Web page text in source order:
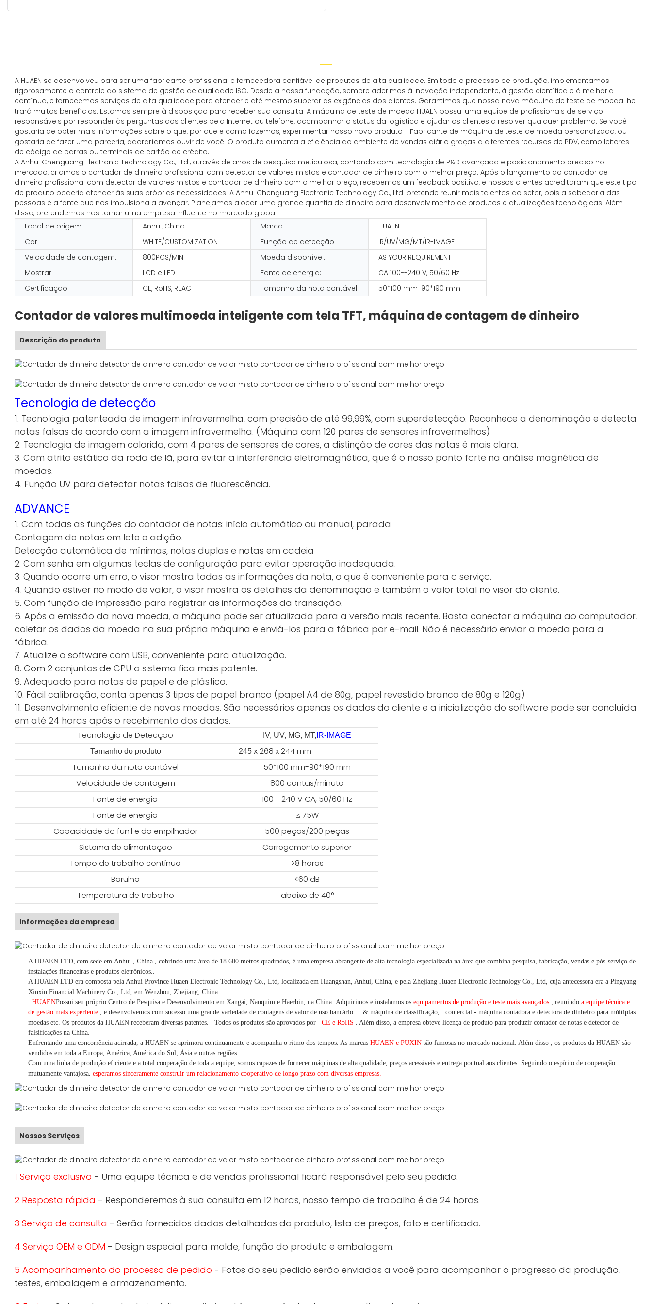
A HUAEN se desenvolveu para ser uma fabricante profissional e fornecedora confiável de produtos de alta qualidade. Em todo o processo de produção, implementamos
rigorosamente o controle do sistema de gestão de qualidade ISO. Desde a nossa fundação, sempre aderimos à inovação independente, à gestão científica e à melhoria
contínua, e fornecemos serviços de alta qualidade para atender e até mesmo superar as exigências dos clientes. Garantimos que nossa nova máquina de teste de moeda lhe
trará muitos benefícios. Estamos sempre à disposição para receber sua consulta. A máquina de teste de moeda HUAEN possui uma equipe de profissionais de serviço
responsáveis ​​por responder às perguntas dos clientes pela Internet ou telefone, acompanhar o status da logística e ajudar os clientes a resolver qualquer problema. Se você
gostaria de obter mais informações sobre o que, por que e como fazemos, experimentar nosso novo produto - Fabricante de máquina de teste de moeda personalizada, ou
gostaria de fazer uma parceria, adoraríamos ouvir de você. O produto aumenta a eficiência do ambiente de vendas diário graças a diferentes recursos de PDV, como leitores
de código de barras ou terminais de cartão de crédito.
A Anhui Chenguang Electronic Technology Co., Ltd., através de anos de pesquisa meticulosa, contando com tecnologia de P&D avançada e posicionamento preciso no
mercado, criamos o contador de dinheiro profissional com detector de valores mistos e contador de dinheiro com o melhor preço. Após o lançamento do contador de
dinheiro profissional com detector de valores mistos e contador de dinheiro com o melhor preço, recebemos um feedback positivo, e nossos clientes acreditaram que este tipo
de produto poderia atender às suas próprias necessidades. A Anhui Chenguang Electronic Technology Co., Ltd. pretende reunir mais talentos do setor, pois a sabedoria das
pessoas é a fonte que nos impulsiona a avançar. Planejamos alocar uma grande quantia de dinheiro para desenvolvimento de produtos e atualizações tecnológicas. Além
disso, pretendemos nos tornar uma empresa influente no mercado global.
Local de origem:
Anhui, China Marca:
HUAEN
Cor:
WHITE/CUSTOMIZATION Função de detecção:
IR/UV/MG/MT/IR-IMAGE
Velocidade de contagem:
800PCS/MIN Moeda disponível:
AS YOUR REQUIREMENT
Mostrar:
LCD e LED Fonte de energia:
CA 100--240 V, 50/60 Hz
Certificação:
CE, RoHS, REACH Tamanho da nota contável: 50*100 mm-90*190 mm
Contador de valores multimoeda inteligente com tela TFT, máquina de contagem de dinheiro
Descrição do produto
Tecnologia de detecção
1. Tecnologia patenteada de imagem infravermelha, com precisão de até 99,99%, com superdetecção. Reconhece a denominação e detecta
notas falsas de acordo com a imagem infravermelha. (Máquina com 120 pares de sensores infravermelhos)
2. Tecnologia de imagem colorida, com 4 pares de sensores de cores, a distinção de cores das notas é mais clara.
3. Com atrito estático da roda de lã, para evitar a interferência eletromagnética, que é o nosso ponto forte na análise magnética de
moedas.
4. Função UV para detectar notas falsas de fluorescência.
ADVANCE
1. Com todas as funções do contador de notas: início automático ou manual, parada
Contagem de notas em lote e adição.
Detecção automática de mínimas, notas duplas e notas em cadeia
2. Com senha em algumas teclas de configuração para evitar operação inadequada.
3. Quando ocorre um erro, o visor mostra todas as informações da nota, o que é conveniente para o serviço.
4. Quando estiver no modo de valor, o visor mostra os detalhes da denominação e também o valor total no visor do cliente.
5. Com função de impressão para registrar as informações da transação.
6. Após a emissão da nova moeda, a máquina pode ser atualizada para a versão mais recente. Basta conectar a máquina ao computador,
coletar os dados da moeda na sua própria máquina e enviá-los para a fábrica por e-mail. Não é necessário enviar a moeda para a
fábrica.
7. Atualize o software com USB, conveniente para atualização.
8. Com 2 conjuntos de CPU o sistema fica mais potente.
9. Adequado para notas de papel e de plástico.
10. Fácil calibração, conta apenas 3 tipos de papel branco (papel A4 de 80g, papel revestido branco de 80g e 120g)
11. Desenvolvimento eficiente de novas moedas. São necessários apenas os dados do cliente e a inicialização do software pode ser concluída
em até 24 horas após o recebimento dos dados.
Tecnologia de Detecção IV, UV, MG, MT, IR-IMAGE
Tamanho do produto
245 x268 x 244 mm
Tamanho da nota contável
50*100 mm-90*190 mm
Velocidade de contagem
800 contas/minuto
Fonte de energia
100--240 V CA, 50/60 Hz
Fonte de energia
≤ 75W
Capacidade do funil e do empilhador
500 peças/200 peças
Sistema de alimentação
Carregamento superior
Tempo de trabalho contínuo
>8 horas
Barulho
<60 dB
Temperatura de trabalho
abaixo de 40°
Informações da empresa
A HUAEN LTD, com sede em Anhui , China , cobrindo uma área de 18.600 metros quadrados, é uma empresa abrangente de alta tecnologia especializada na área que combina pesquisa, fabricação, vendas e pós-serviço de
instalações financeiras e produtos eletrônicos.
A HUAEN LTD era composta pela Anhui Province Huaen Electronic Technology Co., Ltd, localizada em Huangshan, Anhui, China, e pela Zhejiang Huaen Electronic Technology Co., Ltd, cuja antecessora era a Pingyang
Xinxin Financial Machinery Co., Ltd, em Wenzhou, Zhejiang, China.
HUAENPossui seu próprio Centro de Pesquisa e Desenvolvimento em Xangai, Nanquim e Haerbin, na China. Adquirimos e instalamos os equipamentos de produção e teste mais avançados , reunindo a equipe técnica e
de gestão mais experiente
e desenvolvemos com sucesso uma grande variedade de contagens de valor de uso bancário & máquina de classificação, comercial - máquina contadora e detectora de dinheiro para múltiplas
moedas etc. Os produtos da HUAEN receberam diversas patentes. Todos os produtos são aprovados por CE e RoHS . Além disso, a empresa obteve licença de produto para produzir contador de notas e detector de
falsificações na China.
Enfrentando uma concorrência acirrada, a HUAEN se aprimora continuamente e acompanha o ritmo dos tempos. As marcas HUAEN e PUXIN são famosas no mercado nacional. Além disso
os produtos da HUAEN são
vendidos em toda a Europa, América, América do Sul, Ásia e outras regiões.
Com uma linha de produção eficiente e a total cooperação de toda a equipe, somos capazes de fornecer máquinas de alta qualidade, preços acessíveis e entrega pontual aos clientes. Seguindo o espírito de cooperação
mutuamente vantajosa, esperamos sinceramente construir um relacionamento cooperativo de longo prazo com diversas empresas.
Nossos Serviços
1 Serviço exclusivo - Uma equipe técnica e de vendas profissional ficará responsável pelo seu pedido.
2 Resposta rápida - Responderemos à sua consulta em 12 horas, nosso tempo de trabalho é de 24 horas.
3 Serviço de consulta - Serão fornecidos dados detalhados do produto, lista de preços, foto e certificado.
4 Serviço OEM e ODM - Design especial para molde, função do produto e embalagem.
5 Acompanhamento do processo de pedido - Fotos do seu pedido serão enviadas a você para acompanhar o progresso da produção,
testes, embalagem e armazenamento.